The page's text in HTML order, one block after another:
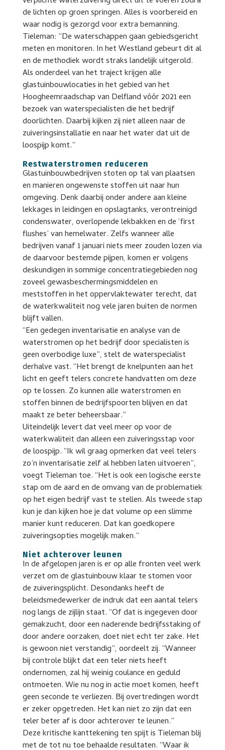
de lichten op groen springen. Alles is voorbereid en
waar nodig is gezorgd voor extra bemanning.
Tieleman: “De waterschappen gaan gebiedsgericht
meten en monitoren. In het Westland gebeurt dit al
en de methodiek wordt straks landelijk uitgerold.
Als onderdeel van het traject krijgen alle
glastuinbouwlocaties in het gebied van het
Hoogheemraadschap van Delfland vóór 2021 een
bezoek van waterspecialisten die het bedrijf
doorlichten. Daarbij kijken zij niet alleen naar de
zuiveringsinstallatie en naar het water dat uit de
loospijp komt.”
Restwaterstromen reduceren
Glastuinbouwbedrijven stoten op tal van plaatsen
en manieren ongewenste stoffen uit naar hun
omgeving. Denk daarbij onder andere aan kleine
lekkages in leidingen en opslagtanks, verontreinigd
condenswater, overlopende lekbakken en de ‘first
flushes’ van hemelwater. Zelfs wanneer alle
bedrijven vanaf 1 januari niets meer zouden lozen via
de daarvoor bestemde pijpen, komen er volgens
deskundigen in sommige concentratiegebieden nog
zoveel gewasbeschermingsmiddelen en
meststoffen in het oppervlaktewater terecht, dat
de waterkwaliteit nog vele jaren buiten de normen
blijft vallen.
“Een gedegen inventarisatie en analyse van de
waterstromen op het bedrijf door specialisten is
geen overbodige luxe”, stelt de waterspecialist
derhalve vast. “Het brengt de knelpunten aan het
licht en geeft telers concrete handvatten om deze
op te lossen. Zo kunnen alle waterstromen en
stoffen binnen de bedrijfspoorten blijven en dat
maakt ze beter beheersbaar.”
Uiteindelijk levert dat veel meer op voor de
waterkwaliteit dan alleen een zuiveringsstap voor
de loospijp. “Ik wil graag opmerken dat veel telers
zo’n inventarisatie zelf al hebben laten uitvoeren”,
voegt Tieleman toe. “Het is ook een logische eerste
stap om de aard en de omvang van de problematiek
op het eigen bedrijf vast te stellen. Als tweede stap
kun je dan kijken hoe je dat volume op een slimme
manier kunt reduceren. Dat kan goedkopere
zuiveringsopties mogelijk maken.”
Niet achterover leunen
In de afgelopen jaren is er op alle fronten veel werk
verzet om de glastuinbouw klaar te stomen voor
de zuiveringsplicht. Desondanks heeft de
beleidsmedewerker de indruk dat een aantal telers
nog langs de zijlijn staat. “Of dat is ingegeven door
gemakzucht, door een naderende bedrijfsstaking of
door andere oorzaken, doet niet echt ter zake. Het
is gewoon niet verstandig”, oordeelt zij. “Wanneer
bij controle blijkt dat een teler niets heeft
ondernomen, zal hij weinig coulance en geduld
ontmoeten. Wie nu nog in actie moet komen, heeft
geen seconde te verliezen. Bij overtredingen wordt
er zeker opgetreden. Het kan niet zo zijn dat een
teler beter af is door achterover te leunen.”
Deze kritische kanttekening ten spijt is Tieleman blij
met de tot nu toe behaalde resultaten. “Waar ik